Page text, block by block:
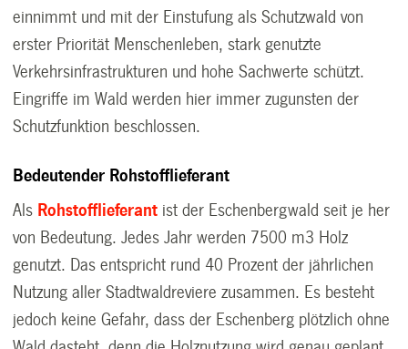
einnimmt und mit der Einstufung als Schutzwald von
erster Priorität Menschenleben, stark genutzte
Verkehrsinfrastrukturen und hohe Sachwerte schützt.
Eingriffe im Wald werden hier immer zugunsten der
Schutzfunktion beschlossen.
Bedeutender Rohstofflieferant
Als Rohstofflieferant ist der Eschenbergwald seit je her
von Bedeutung. Jedes Jahr werden 7500 m3 Holz
genutzt. Das entspricht rund 40 Prozent der jährlichen
Nutzung aller Stadtwaldreviere zusammen. Es besteht
jedoch keine Gefahr, dass der Eschenberg plötzlich ohne